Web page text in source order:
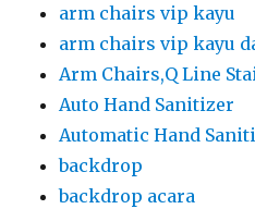
arm chairs vip kayu
arm chairs vip kayu
Arm Chairs,Q Line
Auto Hand Sanitizer
Automatic Hand
backdrop
backdrop acara